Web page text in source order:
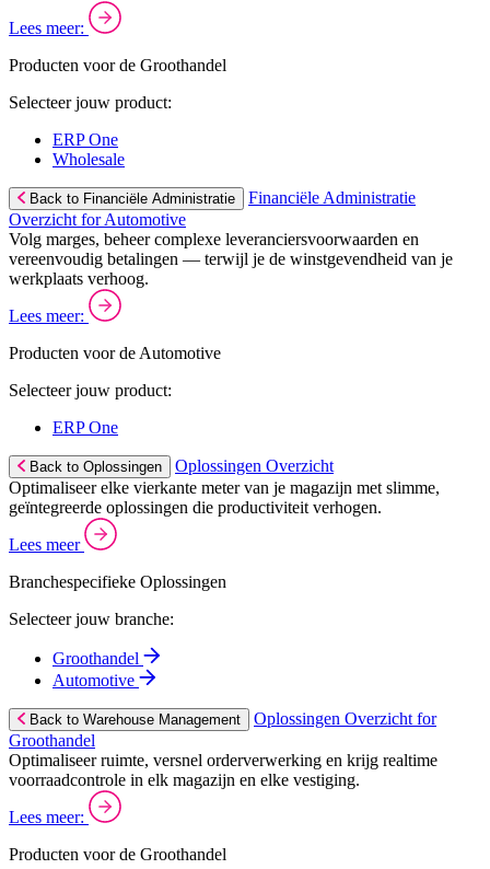
Lees meer:
Producten voor de Groothandel
Selecteer jouw product:
ERP One
Wholesale
Back to Financiële Administratie
Financiële Administratie
Overzicht for Automotive
Volg marges, beheer complexe leveranciersvoorwaarden en
vereenvoudig betalingen — terwijl je de winstgevendheid van je
werkplaats verhoog.
Lees meer:
Producten voor de Automotive
Selecteer jouw product:
ERP One
Back to Oplossingen
Oplossingen Overzicht
Optimaliseer elke vierkante meter van je magazijn met slimme,
geïntegreerde oplossingen die productiviteit verhogen.
Lees meer
Branchespecifieke Oplossingen
Selecteer jouw branche:
Groothandel
Automotive
Back to Warehouse Management
Oplossingen Overzicht for
Groothandel
Optimaliseer ruimte, versnel orderverwerking en krijg realtime
voorraadcontrole in elk magazijn en elke vestiging.
Lees meer:
Producten voor de Groothandel